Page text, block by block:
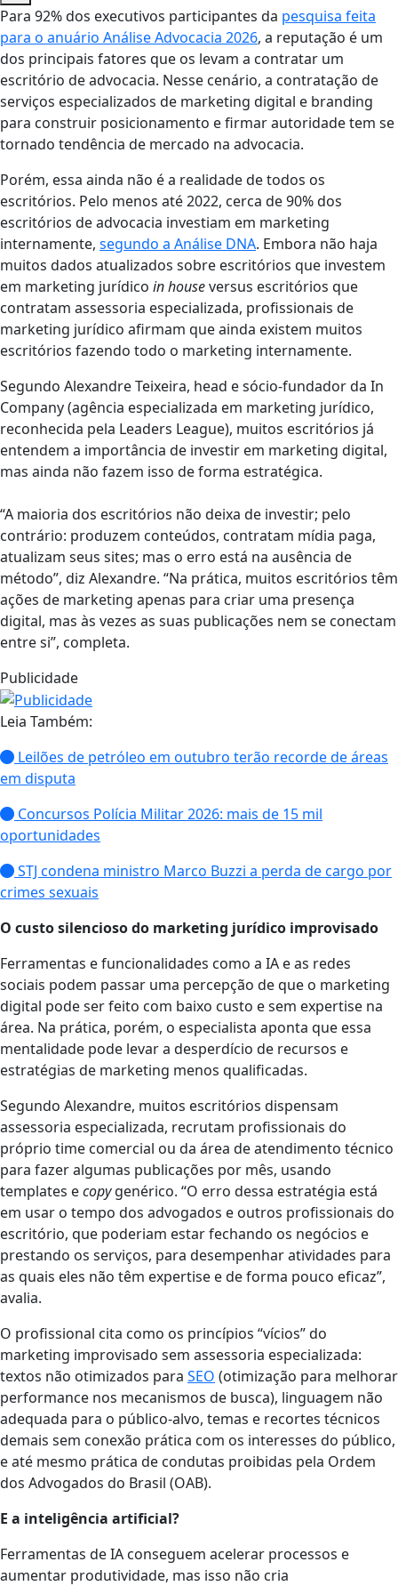
Para 92% dos executivos participantes da pesquisa feita
para o anuário Análise Advocacia 2026, a reputação é um
dos principais fatores que os levam a contratar um
escritório de advocacia. Nesse cenário, a contratação de
serviços especializados de marketing digital e branding
para construir posicionamento e firmar autoridade tem se
tornado tendência de mercado na advocacia.
Porém, essa ainda não é a realidade de todos os
escritórios. Pelo menos até 2022, cerca de 90% dos
escritórios de advocacia investiam em marketing
internamente, segundo a Análise DNA. Embora não haja
muitos dados atualizados sobre escritórios que investem
em marketing jurídico in houseversus escritórios que
contratam assessoria especializada, profissionais de
marketing jurídico afirmam que ainda existem muitos
escritórios fazendo todo o marketing internamente.
Segundo Alexandre Teixeira, head e sócio-fundador da In
Company (agência especializada em marketing jurídico,
reconhecida pela Leaders League), muitos escritórios já
entendem a importância de investir em marketing digital,
mas ainda não fazem isso de forma estratégica.
“A maioria dos escritórios não deixa de investir; pelo
contrário: produzem conteúdos, contratam mídia paga,
atualizam seus sites; mas o erro está na ausência de
método”, diz Alexandre. “Na prática, muitos escritórios têm
ações de marketing apenas para criar uma presença
digital, mas às vezes as suas publicações nem se conectam
entre si”, completa.
Publicidade
Leia Também:
Leilões de petróleo em outubro terão recorde de áreas
em disputa
Concursos Polícia Militar 2026: mais de 15 mil
oportunidades
STJ condena ministro Marco Buzzi a perda de cargo por
crimes sexuais
O custo silencioso do marketing jurídico improvisado
Ferramentas e funcionalidades como a IA e as redes
sociais podem passar uma percepção de que o marketing
digital pode ser feito com baixo custo e sem expertise na
área. Na prática, porém, o especialista aponta que essa
mentalidade pode levar a desperdício de recursos e
estratégias de marketing menos qualificadas.
Segundo Alexandre, muitos escritórios dispensam
assessoria especializada, recrutam profissionais do
próprio time comercial ou da área de atendimento técnico
para fazer algumas publicações por mês, usando
templates ecopygenérico. “O erro dessa estratégia está
em usar o tempo dos advogados e outros profissionais do
escritório, que poderiam estar fechando os negócios e
prestando os serviços, para desempenhar atividades para
as quais eles não têm expertise e de forma pouco eficaz”,
avalia.
O profissional cita como os princípios “vícios” do
marketing improvisado sem assessoria especializada:
textos não otimizados para SEO (otimização para melhorar
performance nos mecanismos de busca), linguagem não
adequada para o público-alvo, temas e recortes técnicos
demais sem conexão prática com os interesses do público,
e até mesmo prática de condutas proibidas pela Ordem
dos Advogados do Brasil (OAB).
E a inteligência artificial?
Ferramentas de IA conseguem acelerar processos e
aumentar produtividade, mas isso não cria